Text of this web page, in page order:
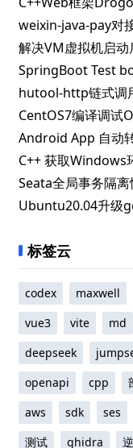
weixin-java-pay对
解决VM虚拟机启动
SpringBoot Test
hutool-http链式调
CentOS7编译调试
Android App 自动
C++ 获取Windows
Seata全局事务隔离
Ubuntu20.04升级
标签云
codex maxwell
vue3
vite md
deepseek
openapi
cpp
aws
sdk ses
测试
ghidra